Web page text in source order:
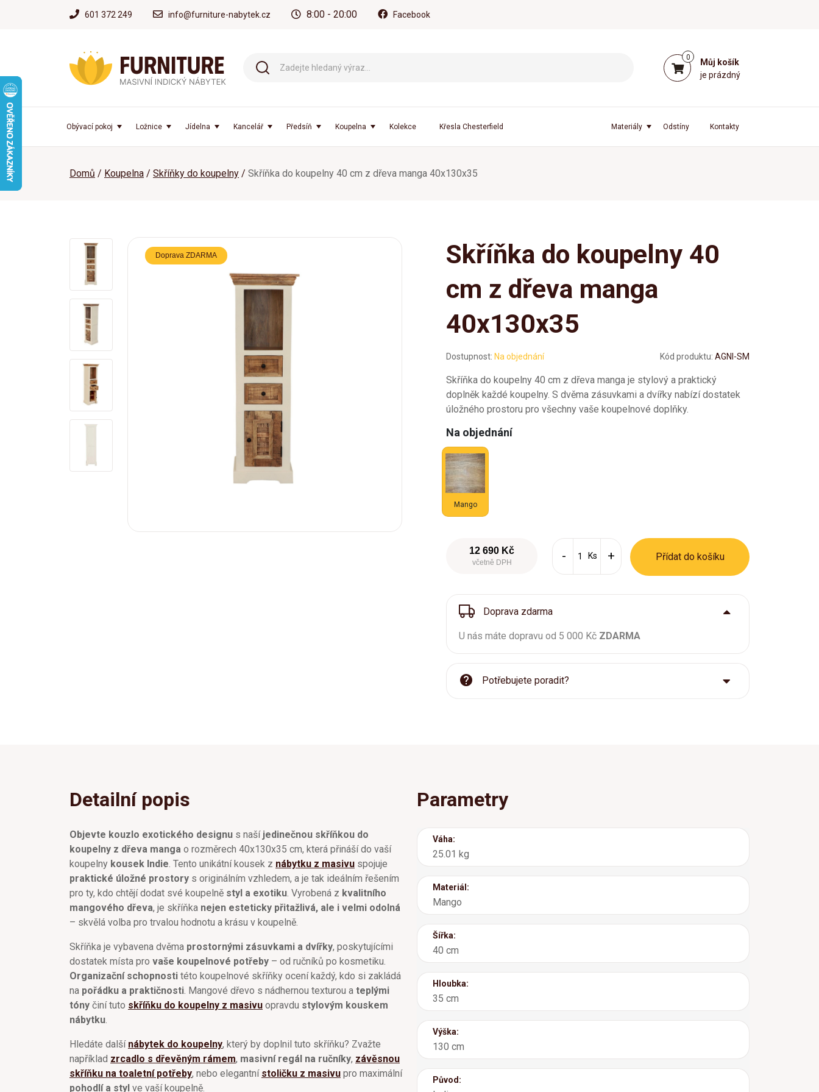
601 372 249 info@furniture-nabytek.cz 8:00 - 20:00 Facebook
0
Můj košík
je prázdný
Obývací pokoj Ložnice Jídelna Kancelář Předsíň Koupelna Kolekce Křesla Chesterfield Kontakty
Odstíny
Materiály
Domů Koupelna Skříňky do koupelny Skříňka do koupelny 40 cm z dřeva manga 40x130x35
Doprava ZDARMA
Skříňka do koupelny 40
cm z dřeva manga
40x130x35
Dostupnost: Na objednání Kód produktu: AGNI-SM
Skříňka do koupelny 40 cm z dřeva manga je stylový a praktický
doplněk každé koupelny. S dvěma zásuvkami a dvířky nabízí dostatek
úložného prostoru pro všechny vaše koupelnové doplňky.
Na objednání
Mango
12 690 Kč
včetně DPH
Ks Přídat do košíku
Doprava zdarma
U nás máte dopravu od 5 000 Kč ZDARMA
Potřebujete poradit?
Detailní popis
Objevte kouzlo exotického designu s naší jedinečnou skříňkou do
koupelny z dřeva manga o rozměrech 40x130x35 cm, která přináší do vaší
koupelny kousek Indie . Tento unikátní kousek z nábytku z masivu spojuje
praktické úložné prostory s originálním vzhledem, a je tak ideálním řešením
pro ty, kdo chtějí dodat své koupelně styl a exotiku . Vyrobená z kvalitního
mangového dřeva, je skříňka nejen esteticky přitažlivá, ale i velmi odolná
– skvělá volba pro trvalou hodnotu a krásu v koupelně.
Skříňka je vybavena dvěma prostornými zásuvkami a dvířky, poskytujícími
dostatek místa pro vaše koupelnové potřeby – od ručníků po kosmetiku.
Organizační schopnosti této koupelnové skříňky ocení každý, kdo si zakládá
na pořádku a praktičnosti . Mangové dřevo s nádhernou texturou a teplými
tóny činí tuto skříňku do koupelny z masivu opravdu stylovým kouskem
nábytku
Hledáte další nábytek do koupelny, který by doplnil tuto skříňku? Zvažte
například zrcadlo s dřevěným rámem, masivní regál na ručníky, závěsnou
skříňku na toaletní potřeby, nebo elegantní stoličku z masivu pro maximální
pohodlí a styl ve vaší koupelně.
Parametry
Váha:
25.01 kg
Materiál:
Mango
Šířka:
40 cm
Hloubka:
35 cm
Výška:
130 cm
Původ: